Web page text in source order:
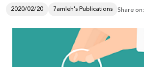
Donate
2020/02/20 7amleh's Publications Share on: